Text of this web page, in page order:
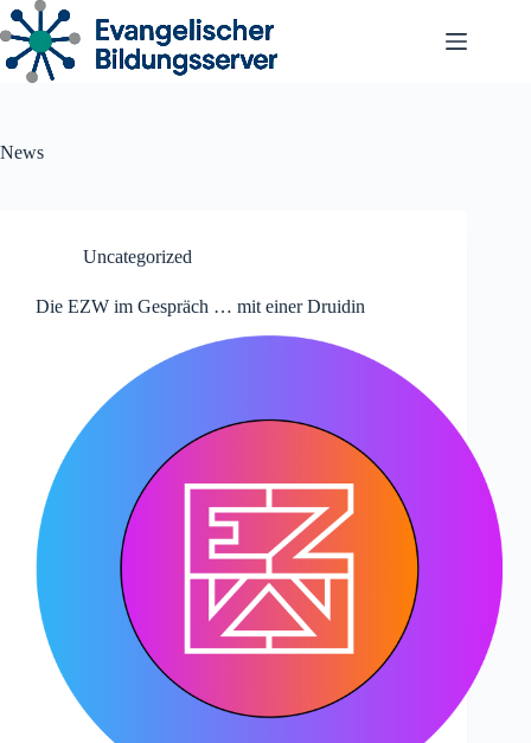
Zum
Inhalt
springen
News
Uncategorized
Die EZW im Gespräch … mit einer Druidin